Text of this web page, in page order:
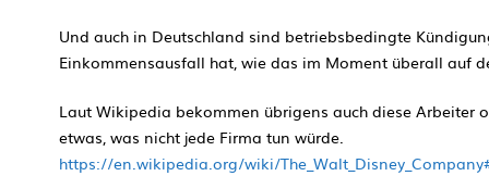
Und auch in Deutschland sind betriebsbedingte
Einkommensausfall hat, wie das im Moment überall auf
Laut Wikipedia bekommen übrigens auch diese Arbeiter
etwas, was nicht jede Firma tun würde.
https://en.wikipedia.org/wiki/